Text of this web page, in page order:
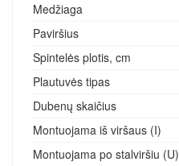
Medžiaga
Paviršius
Spintelės plotis, cm
Plautuvės tipas
Dubenų skaičius
Montuojama iš viršaus (I)
Montuojama po stalviršiu (U)